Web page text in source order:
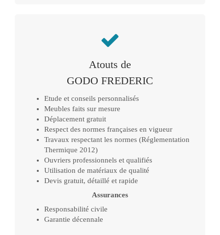
Atouts de
GODO FREDERIC
Etude et conseils personnalisés
Meubles faits sur mesure
Déplacement gratuit
Respect des normes françaises en vigueur
Travaux respectant les normes (Réglementation
Thermique 2012)
Ouvriers professionnels et qualifiés
Utilisation de matériaux de qualité
Devis gratuit, détaillé et rapide
Assurances
Responsabilité civile
Garantie décennale